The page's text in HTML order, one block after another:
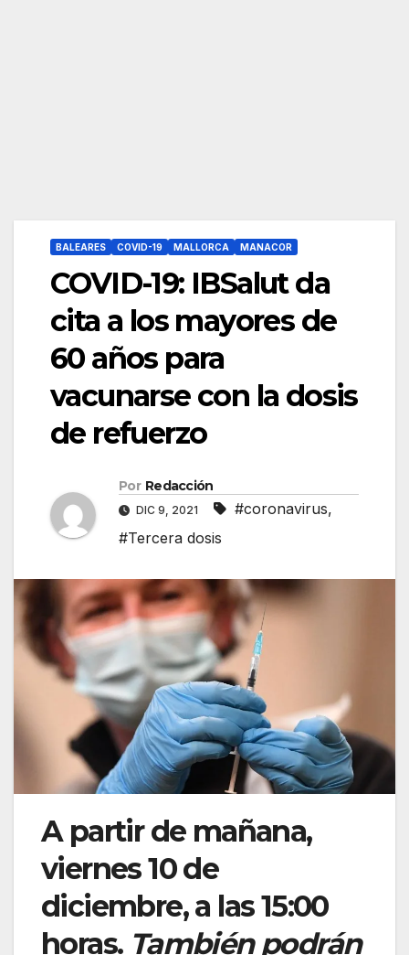
BALEARES COVID-19 MALLORCA MANACOR
COVID-19: IBSalut da
cita a los mayores de
60 años para
vacunarse con la dosis
de refuerzo
Por Redacción
DIC 9, 2021 #coronavirus,
#Tercera dosis
A partir de mañana,
viernes 10 de
diciembre, a las 15:00
horas. También podrán